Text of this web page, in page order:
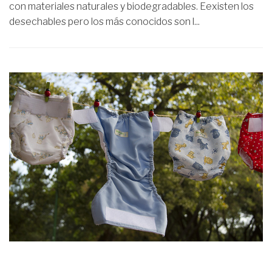
con materiales naturales y biodegradables. Eexisten los
desechables pero los más conocidos son l...